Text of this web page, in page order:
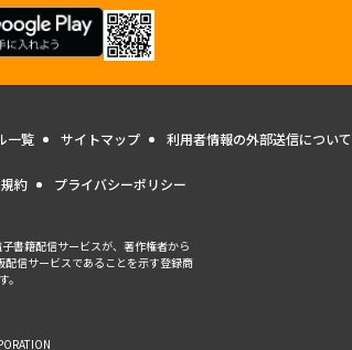
一覧 サイトマップ 利用者情報の外部送信について
約 プライバシーポリシー
書籍配信サービスが、著作権者から
信サービスであることを示す登録商
。